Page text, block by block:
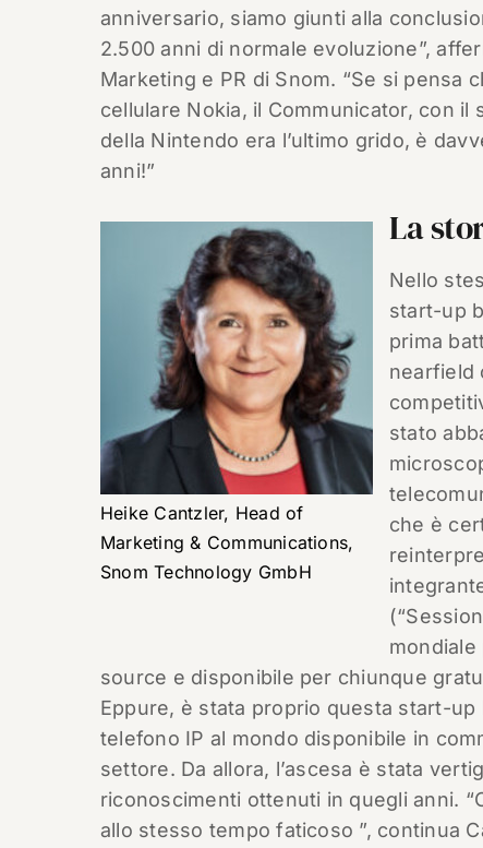
anniversario, siamo giunti alla
2.500 anni di normale evoluzione”,
Marketing e PR di Snom. “Se si pensa
cellulare Nokia, il Communicator, con
della Nintendo era l’ultimo grido, è
anni!”
Heike Cantzler, Head of
Marketing & Communications,
Snom Technology GmbH
La
Nello
start-up
prima
nearfield
stato
che è
source e disponibile per chiunque
Eppure, è stata proprio questa start-
telefono IP al mondo disponibile in
settore. Da allora, l’ascesa è stata
riconoscimenti ottenuti in quegli anni.
allo stesso tempo faticoso ”, continua